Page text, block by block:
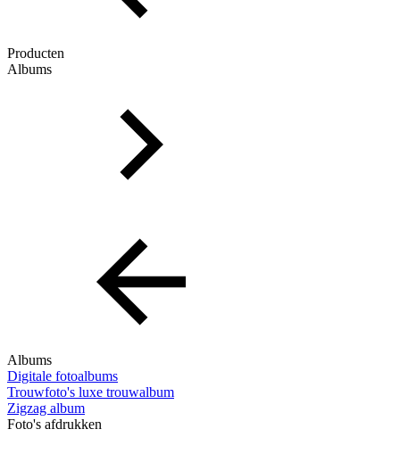
Producten
Albums
Albums
Digitale fotoalbums
Trouwfoto's luxe trouwalbum
Zigzag album
Foto's afdrukken